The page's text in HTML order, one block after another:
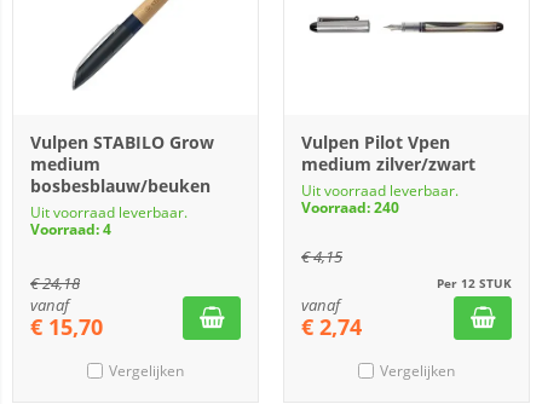
Vulpen STABILO Grow
medium
bosbesblauw/beuken
Uit voorraad leverbaar.
Voorraad: 4
€24,18
vanaf
€ 15,70
Vergelijken
Vulpen Pilot Vpen
medium zilver/zwart
Uit voorraad leverbaar.
Voorraad: 240
€4,15
Per 12 STUK
vanaf
€ 2,74
Vergelijken